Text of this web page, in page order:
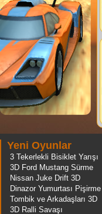
Yeni Oyunlar
3 Tekerlekli Bisiklet Yarışı
3D Ford Mustang Sürme
Nissan Juke Drift 3D
Dinazor Yumurtası Pişirme
Tombik ve Arkadaşları 3D
3D Ralli Savaşı